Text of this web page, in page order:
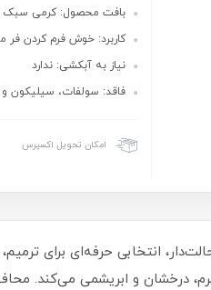
بافت محصول: کرمی
کاربرد: خوش فرم کردن فر
نیاز به آبکشی: ندارد
فاقد: سولفات، سیلیکون
امکان تحویل اکسپرس
و حالت‌دار، انتخابی حرفه‌ای
نرم، درخشان و ابریشمی